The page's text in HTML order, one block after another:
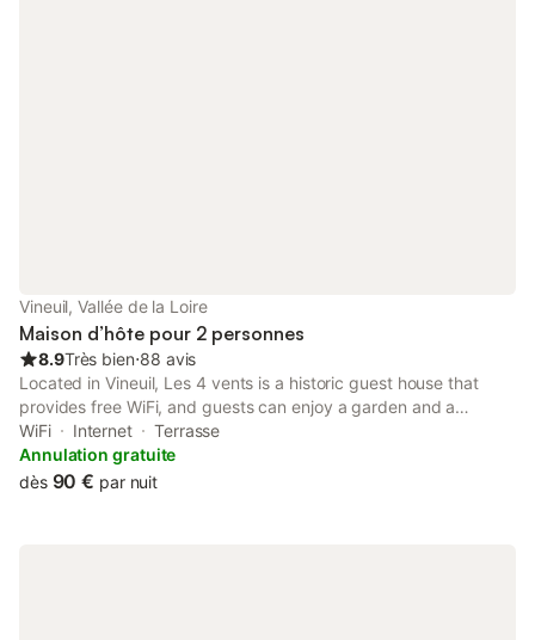
Vineuil, Vallée de la Loire
Maison d’hôte pour 2 personnes
8.9Très bien⋅88 avis
Located in Vineuil, Les 4 vents is a historic guest house that
provides free WiFi, and guests can enjoy a garden and a
terrace. Housed in a building dating from 19th century, this
guest house is 5.6 km from Cathedral of St. Louis of Blois and 6.
WiFi Internet
Terrasse
Annulation gratuite
dès 90 € par nuit